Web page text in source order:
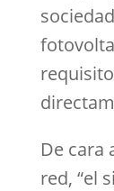
De cara
red, “el